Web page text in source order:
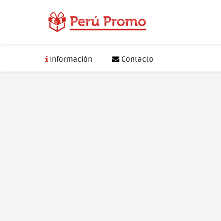
Información Contacto